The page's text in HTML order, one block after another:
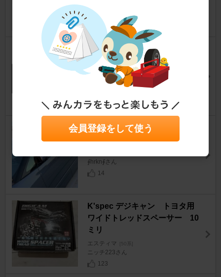
YOKOHAMA AVID ENVigor S3
エスティマ [50系]
きのきのさんさん
BRAINTEC スパッタシルバー
∮hrkn∮さん
14
K'spec デジキャン トヨタ用
ワイドトレッドスペーサー 10
ミリ
エスティマ [50系]
ニッチ223さん
123
会員登録をして使う